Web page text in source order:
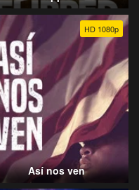
HD 1080p
Así nos ven